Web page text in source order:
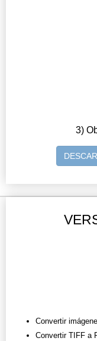
3)
Convertir
Convertir TIFF a